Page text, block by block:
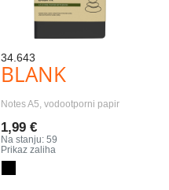
34.643
BLANK
Notes A5, vodootporni papir
1,99 €
Na stanju: 59
Prikaz zaliha